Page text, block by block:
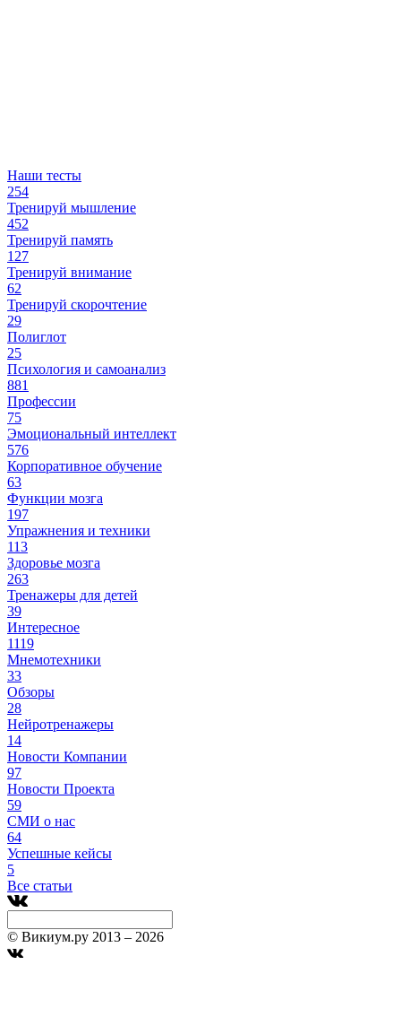
Наши тесты
254
Тренируй мышление
452
Тренируй память
127
Тренируй внимание
62
Тренируй скорочтение
29
Полиглот
25
Психология и самоанализ
881
Профессии
75
Эмоциональный интеллект
576
Корпоративное обучение
63
Функции мозга
197
Упражнения и техники
113
Здоровье мозга
263
Тренажеры для детей
39
Интересное
1119
Мнемотехники
33
Обзоры
28
Нейротренажеры
14
Новости Компании
97
Новости Проекта
59
СМИ о нас
64
Успешные кейсы
5
Все статьи
© Викиум.ру 2013 – 2026